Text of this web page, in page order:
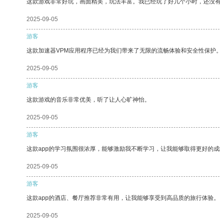
这款游戏非常好玩，画面精美，玩法丰富。我已经玩了好几个小时，还没有
2025-09-05
游客
这款加速器VPM应用程序已经为我们带来了无限的流畅体验和安全性保护。
2025-09-05
游客
这款游戏的音乐非常优美，听了让人心旷神怡。
2025-09-05
游客
这款app的学习氛围很浓厚，能够激励我不断学习，让我能够取得更好的成
2025-09-05
游客
这款app的酒店、餐厅推荐非常有用，让我能够享受到高品质的旅行体验。
2025-09-05